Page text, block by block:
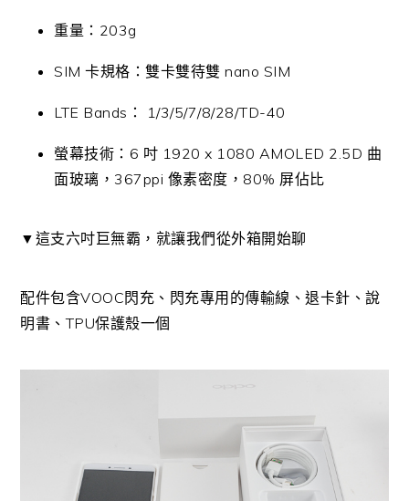
重量：203g
SIM 卡規格：雙卡雙待雙 nano SIM
LTE Bands： 1/3/5/7/8/28/TD-40
螢幕技術：6 吋 1920 x 1080 AMOLED 2.5D 曲
面玻璃，367ppi 像素密度，80% 屏佔比
▼這支六吋巨無霸，就讓我們從外箱開始聊
配件包含VOOC閃充、閃充專用的傳輸線、退卡針、說
明書、TPU保護殼一個